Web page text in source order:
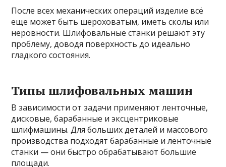
После всех механических операций изделие всё
еще может быть шероховатым, иметь сколы или
неровности. Шлифовальные станки решают эту
проблему, доводя поверхность до идеально
гладкого состояния.
Типы шлифовальных машин
В зависимости от задачи применяют ленточные,
дисковые, барабанные и эксцентриковые
шлифмашины. Для больших деталей и массового
производства подходят барабанные и ленточные
станки — они быстро обрабатывают большие
площади.